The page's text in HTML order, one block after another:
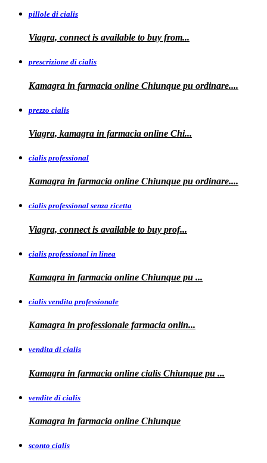
pillole di cialis
Viagra, connect is available to buy from...
prescrizione di cialis
Kamagra in farmacia online Chiunque pu ordinare....
prezzo cialis
Viagra, kamagra in farmacia online Chi...
cialis professional
Kamagra in farmacia online Chiunque pu ordinare....
cialis professional senza ricetta
Viagra, connect is available to buy prof...
cialis professional in linea
Kamagra in farmacia online Chiunque pu ...
cialis vendita professionale
Kamagra in professionale farmacia onlin...
vendita di cialis
Kamagra in farmacia online cialis Chiunque pu ...
vendite di cialis
Kamagra in farmacia online Chiunque
sconto cialis